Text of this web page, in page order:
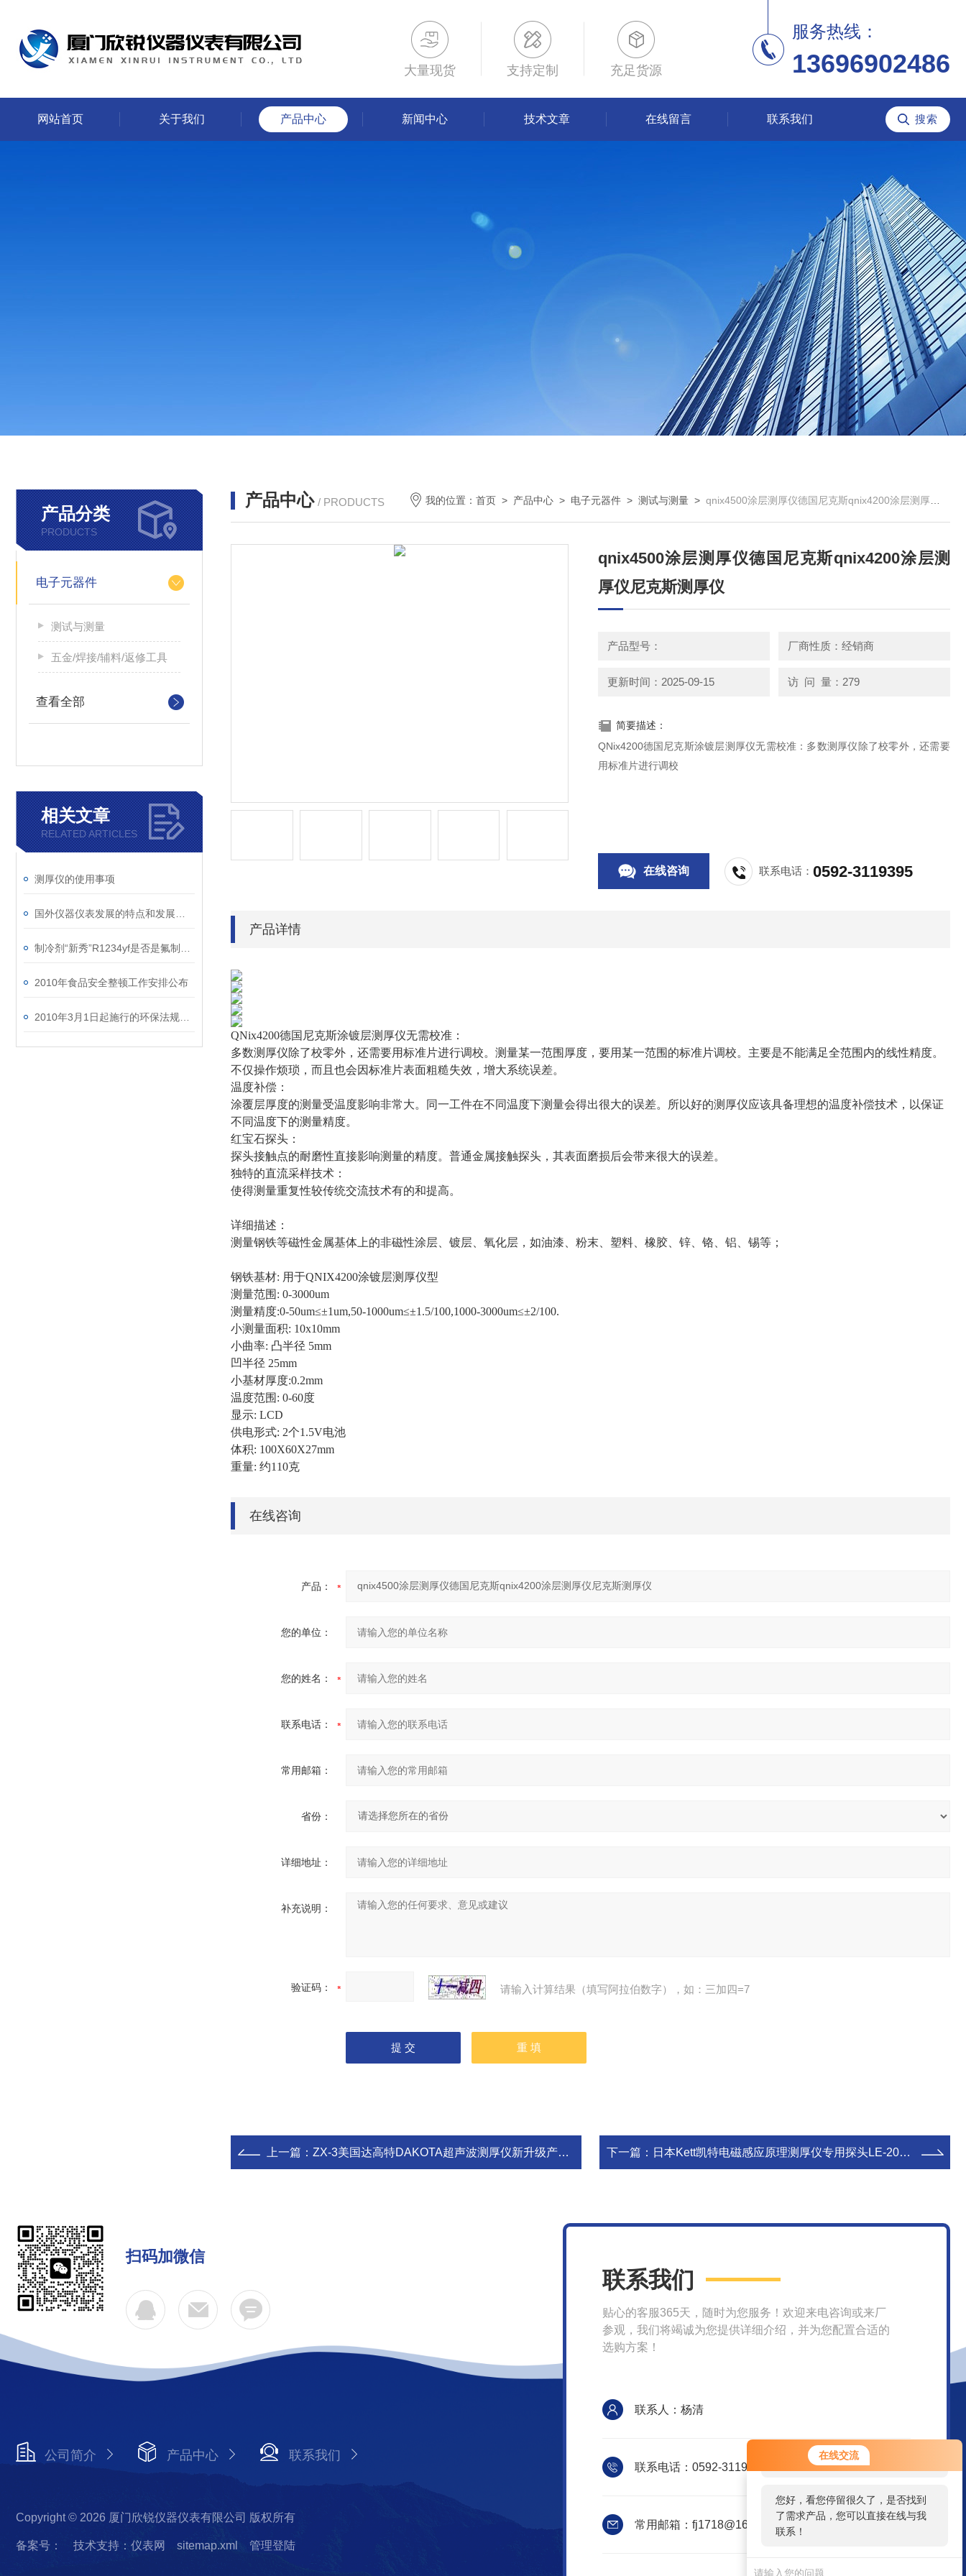
在线交流
您好！欢迎前来咨询，很高兴为您
服务，请问您要咨询什么问题呢？
您好，看您停留很久了，是否找到
了需求产品，您可以直接在线与我
联系！
大量现货 支持定制 充足货源
服务热线：
13696902486
网站首页 关于我们 产品中心 新闻中心 技术文章 在线留言 联系我们
产品分类
PRODUCTS
电子元器件
测试与测量
五金/焊接/辅料/返修工具
查看全部
相关文章
RELATED ARTICLES
测厚仪的使用事项
2010年食品安全整顿工作安排公布
产品中心 / PRODUCTS 我的位置：首页 > 产品中心 > 电子元器件 >测试与测量 >qnix4500涂层测厚仪德国尼克斯qnix4200涂层测厚仪尼克斯测厚仪
qnix4500涂层测厚仪德国尼克斯qnix4200涂层测
厚仪尼克斯测厚仪
产品型号： 厂商性质：经销商
更新时间：2025-09-15 访 问 量：279
简要描述：
QNix4200德国尼克斯涂镀层测厚仪无需校准：多数测厚仪除了校零外，还需要
用标准片进行调校
在线咨询 联系电话：0592-3119395
产品详情
QNix4200德国尼克斯涂镀层测厚仪无需校准：
多数测厚仪除了校零外，还需要用标准片进行调校。测量某一范围厚度，要用某一范围的标准片调校。主要是不能满足全范围内的线性精度。
不仅操作烦琐，而且也会因标准片表面粗糙失效，增大系统误差。
温度补偿：
涂覆层厚度的测量受温度影响非常大。同一工件在不同温度下测量会得出很大的误差。所以好的测厚仪应该具备理想的温度补偿技术，以保证
不同温度下的测量精度。
红宝石探头：
探头接触点的耐磨性直接影响测量的精度。普通金属接触探头，其表面磨损后会带来很大的误差。
独特的直流采样技术：
使得测量重复性较传统交流技术有的和提高。
详细描述：
测量钢铁等磁性金属基体上的非磁性涂层、镀层、氧化层，如油漆、粉末、塑料、橡胶、锌、铬、铝、锡等；
钢铁基材: 用于QNIX4200涂镀层测厚仪型
测量范围: 0-3000um
测量精度:0-50um≤±1um,50-1000um≤±1.5/100,1000-3000um≤±2/100.
小测量面积: 10x10mm
小曲率: 凸半径 5mm
凹半径 25mm
小基材厚度:0.2mm
温度范围: 0-60度
显示: LCD
供电形式: 2个1.5V电池
体积: 100X60X27mm
重量: 约110克
在线咨询
产品：
您的单位：
您的姓名：
联系电话：
常用邮箱：
省份：
详细地址：
补充说明：
验证码： 请输入计算结果（填写阿拉伯数字），如：三加四=7
上一篇： ZX-3美国达高特DAKOTA超声波测厚仪新升级产品代替MX-3测厚仪 下一篇： 日本Kett凯特电磁感应原理测厚仪专用探头LE-200J型
扫码加微信
公司简介 产品中心 联系我们
Copyright © 2026 厦门欣锐仪器仪表有限公司 版权所有
备案号： 技术支持：仪表网 sitemap.xml 管理登陆
联系我们
贴心的客服365天，随时为您服务！欢迎来电咨询或来厂
参观，我们将竭诚为您提供详细介绍，并为您配置合适的
选购方案！
联系人：杨清
联系电话：0592-3119395
常用邮箱：fj1718@163.com